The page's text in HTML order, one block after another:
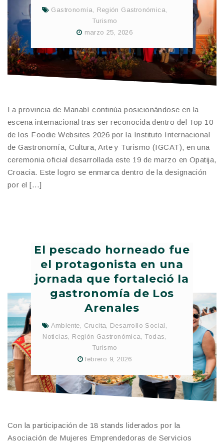
Gastronomía, Región Gastronómica,
Turismo
marzo 25, 2026
La provincia de Manabí continúa posicionándose en la
escena internacional tras ser reconocida dentro del Top 10
de los Foodie Websites 2026 por la Instituto Internacional
de Gastronomía, Cultura, Arte y Turismo (IGCAT), en una
ceremonia oficial desarrollada este 19 de marzo en Opatija,
Croacia. Este logro se enmarca dentro de la designación
por el […]
El pescado horneado fue
el protagonista en una
jornada que fortaleció la
gastronomía de Los
Arenales
Ambiente, Crucita, Desarrollo Social ,
Noticias, Región Gastronómica, Todas,
Turismo
febrero 9, 2026
Con la participación de 18 stands liderados por la
Asociación de Mujeres Emprendedoras de Servicios